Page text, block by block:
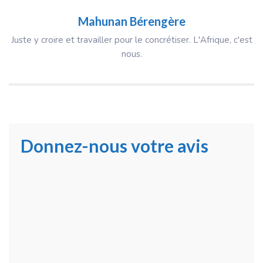
Mahunan Bérengère
Juste y croire et travailler pour le concrétiser. L'Afrique, c'est
nous.
Donnez-nous votre avis